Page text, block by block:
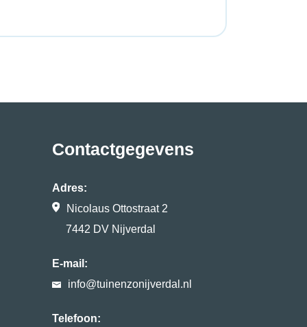
Contactgegevens
Adres:
Nicolaus Ottostraat 2
7442 DV Nijverdal
E-mail:
info@tuinenzonijverdal.nl
Telefoon: